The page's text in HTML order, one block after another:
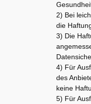
2) Bei
die
3) Die
4) Für
des
keine
5) Für